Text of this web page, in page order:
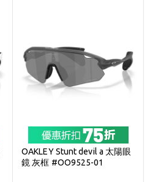
OAKLEY Stunt devil a 太陽眼
鏡 灰框 #OO9525-01